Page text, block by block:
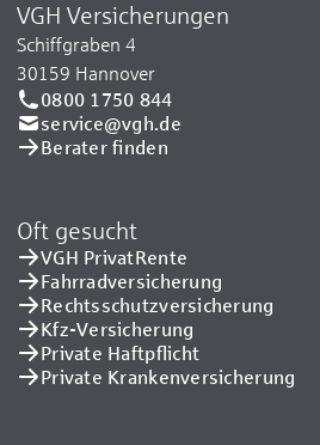
VGH Versicherungen
Schiffgraben 4
30159 Hannover
0800 1750 844
service@vgh.de
Berater finden
Oft gesucht
VGH PrivatRente
Fahrradversicherung
Rechtsschutzversicherung
Kfz-Versicherung
Private Haftpflicht
Private Kranken­versicherung